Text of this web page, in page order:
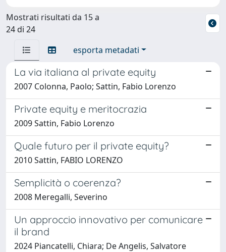
Mostrati risultati da 15 a
24 di 24
esporta metadati
La via italiana al private equity
2007 Colonna, Paolo; Sattin, Fabio Lorenzo
Private equity e meritocrazia
2009 Sattin, Fabio Lorenzo
Quale futuro per il private equity?
2010 Sattin, FABIO LORENZO
Semplicità o coerenza?
2008 Meregalli, Severino
Un approccio innovativo per comunicare
il brand
2024 Piancatelli, Chiara; De Angelis, Salvatore